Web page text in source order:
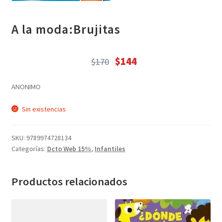
CIENCIA FICCIÓN (210)
Juegos (75)
NOVELA ROMÁNTICA (157)
Papeleria (6)
Recomendados (17)
A la moda:Brujitas
$170 El
$144
El
ANONIMO
Sin existencias
SKU: 9789974728134
Categorías: Dcto Web 15%, Infantiles
Productos relacionados